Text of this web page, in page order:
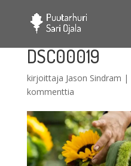
DSC00019
kirjoittaja Jason Sindram |
kommenttia